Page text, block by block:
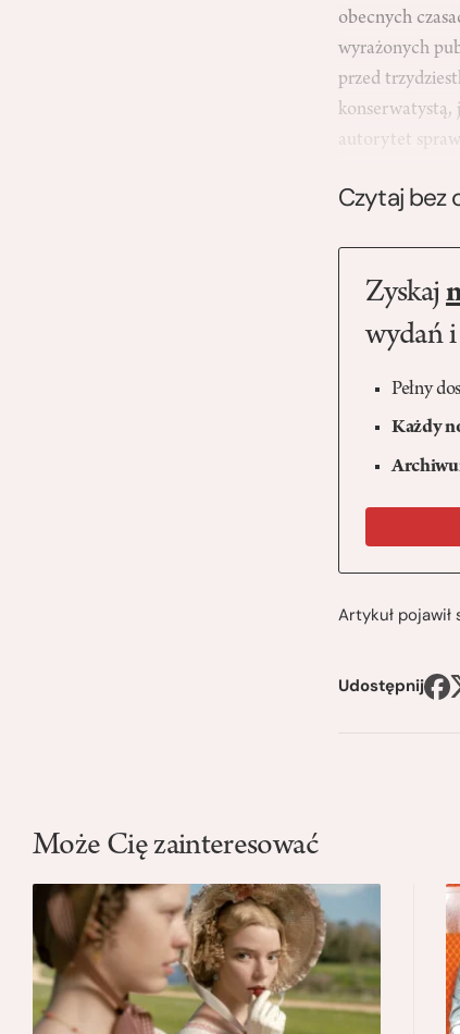
obecnych
wyrażonych
przed
konserwatystą,
autorytet
Czytaj bez
Zyskaj
wydań
Pełny
Każdy
Artykuł
Udostępnij
Może Cię zainteresować